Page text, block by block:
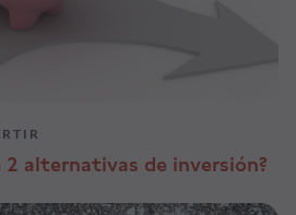
2 alternativas de inversión?